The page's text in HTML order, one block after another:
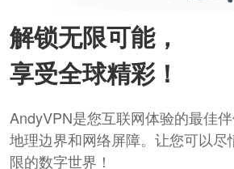
解锁无限可能，
享受全球精彩！
AndyVPN是您互联网体验的最佳
地理边界和网络屏障。让您可以尽
限的数字世界！